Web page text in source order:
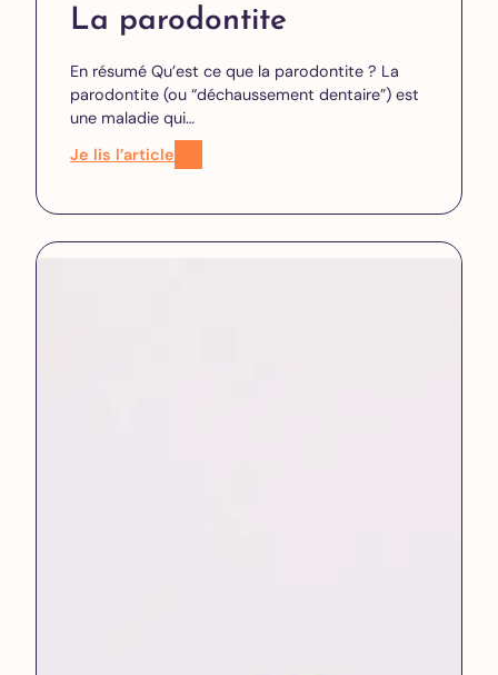
La parodontite
En résumé Qu’est ce que la parodontite ? La
parodontite (ou “déchaussement dentaire”) est
une maladie qui…
Je lis l’article